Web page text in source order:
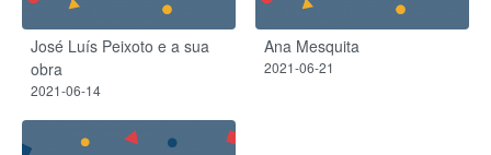
José Luís Peixoto e a sua
obra
2021-06-14
Ana Mesquita
2021-06-21